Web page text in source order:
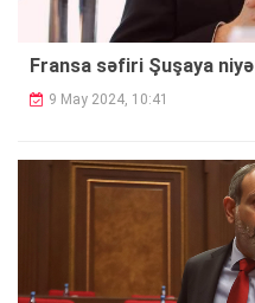
Fransa səfiri Şuşaya niyə
9 May 2024, 10:41